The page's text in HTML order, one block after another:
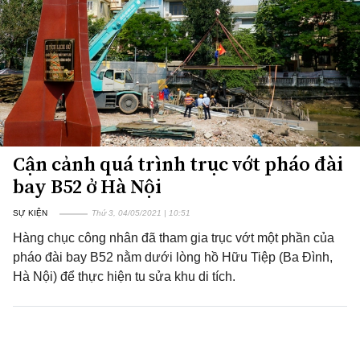
Cận cảnh quá trình trục vớt pháo đài
bay B52 ở Hà Nội
SỰ KIỆN Thứ 3, 04/05/2021 | 10:51
Hàng chục công nhân đã tham gia trục vớt một phần của
pháo đài bay B52 nằm dưới lòng hồ Hữu Tiệp (Ba Đình,
Hà Nội) để thực hiện tu sửa khu di tích.